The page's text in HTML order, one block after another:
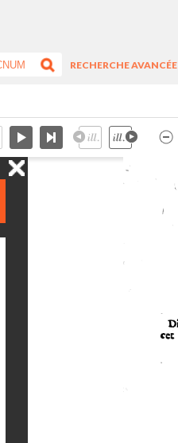
RECHERCHE AVANCÉE